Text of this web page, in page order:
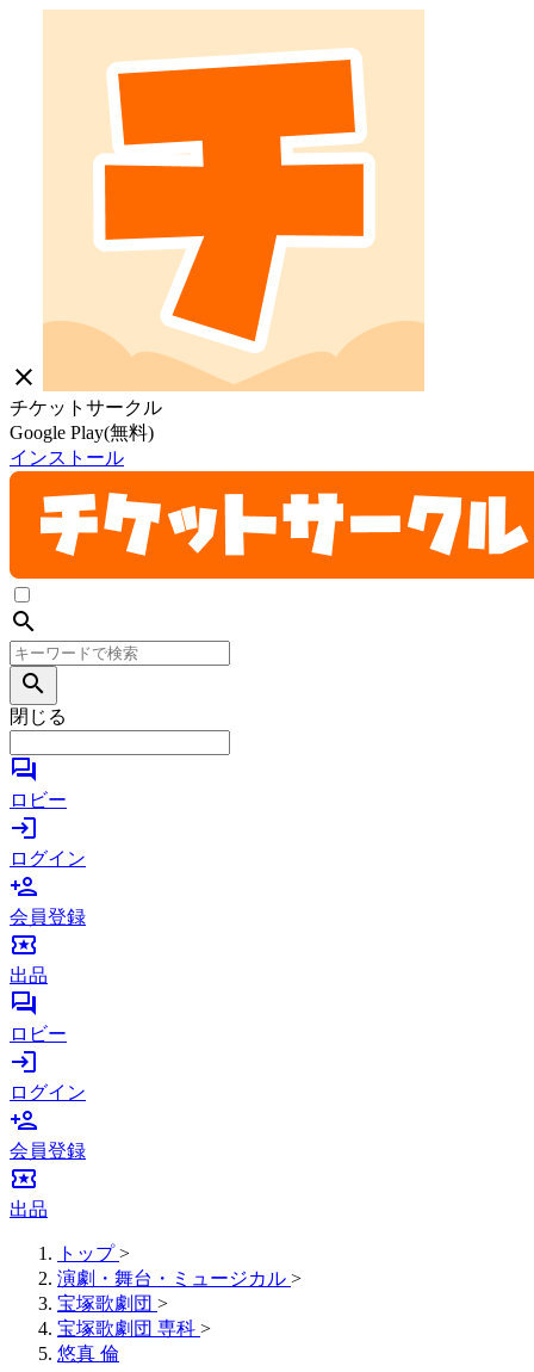
close
チケットサークル
Google Play(無料)
インストール
search
search
閉じる
forum
ロビー
login
ログイン
person_add
会員登録
local_activity
出品
forum
ロビー
login
ログイン
person_add
会員登録
local_activity
出品
トップ >
演劇・舞台・ミュージカル >
宝塚歌劇団 >
宝塚歌劇団 専科 >
悠真 倫